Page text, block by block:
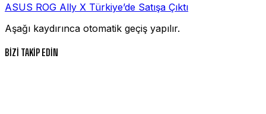
ASUS ROG Ally X Türkiye’de Satışa Çıktı
Aşağı kaydırınca otomatik geçiş yapılır.
BİZİ TAKİP EDİN